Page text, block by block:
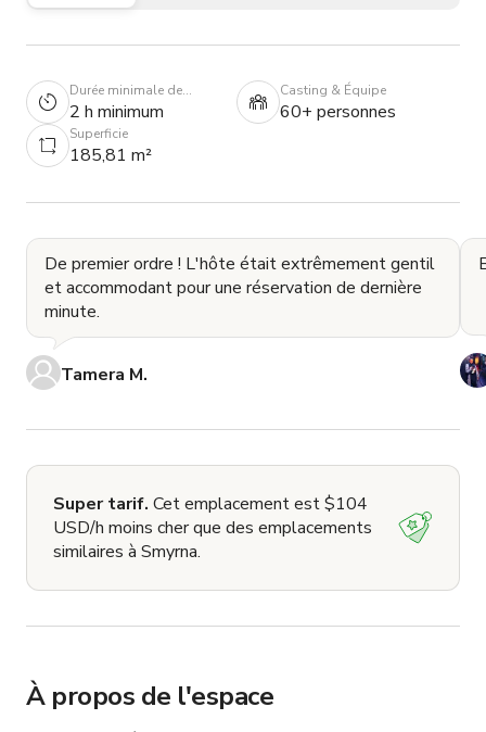
Durée minimale de
réservation
2 h minimum
Casting & Équipe
60+ personnes
Superficie
185,81 m²
De premier ordre ! L'hôte était extrêmement gentil
et accommodant pour une réservation de dernière
minute.
Tamera M.
Super tarif. Cet emplacement est $104
USD/h moins cher que des emplacements
similaires à Smyrna.
À propos de l'espace